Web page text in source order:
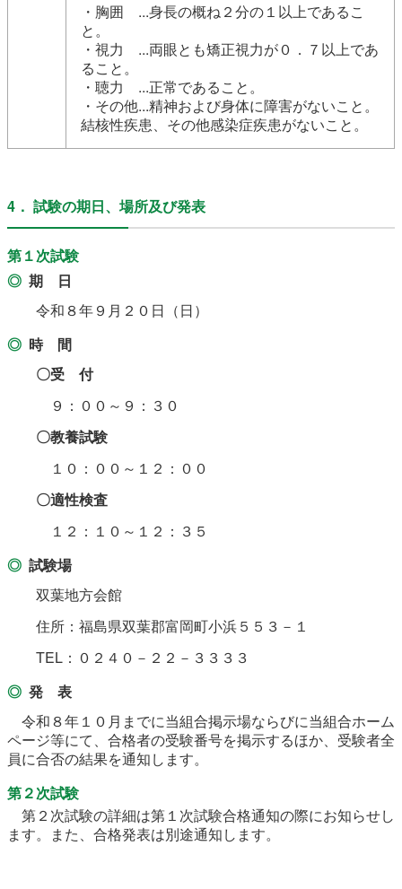
・胸囲 ...身長の概ね２分の１以上であるこ
と。
・視力 ...両眼とも矯正視力が０．７以上であ
ること。
・聴力 ...正常であること。
・その他...精神および身体に障害がないこと。
結核性疾患、その他感染症疾患がないこと。
4． 試験の期日、場所及び発表
第１次試験
期 日
令和８年９月２０日（日）
時 間
〇受 付
９：００～９：３０
〇教養試験
１０：００～１２：００
〇適性検査
１２：１０～１２：３５
試験場
双葉地方会館
住所：福島県双葉郡富岡町小浜５５３－１
TEL：０２４０－２２－３３３３
発 表
令和８年１０月までに当組合掲示場ならびに当組合ホーム
ページ等にて、合格者の受験番号を掲示するほか、受験者全
員に合否の結果を通知します。
第２次試験
第２次試験の詳細は第１次試験合格通知の際にお知らせし
ます。また、合格発表は別途通知します。